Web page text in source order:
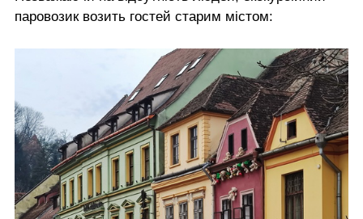
паровозик возить гостей старим містом: